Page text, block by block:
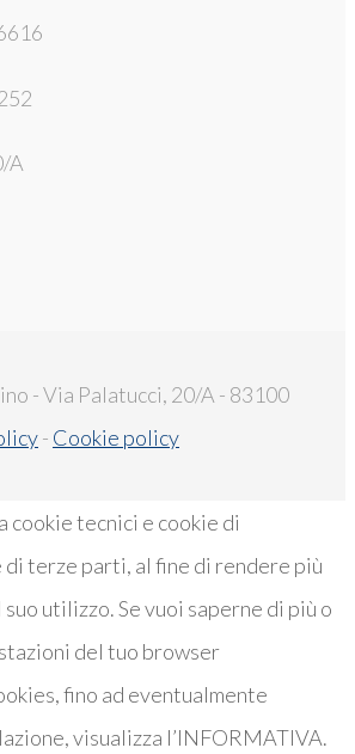
A
- Via Palatucci, 20/A - 83100
- Cookie policy
cookie tecnici e cookie di
di terze parti, al fine di rendere più
utilizzo. Se vuoi saperne di più o
del tuo browser
fino ad eventualmente
visualizza l’INFORMATIVA.